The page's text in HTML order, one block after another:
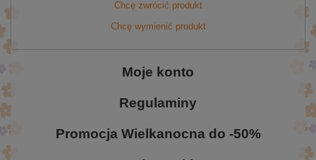
Chcę zwrócić produkt
Chcę wymienić produkt
Moje konto
Regulaminy
Promocja Wielkanocna do -50%